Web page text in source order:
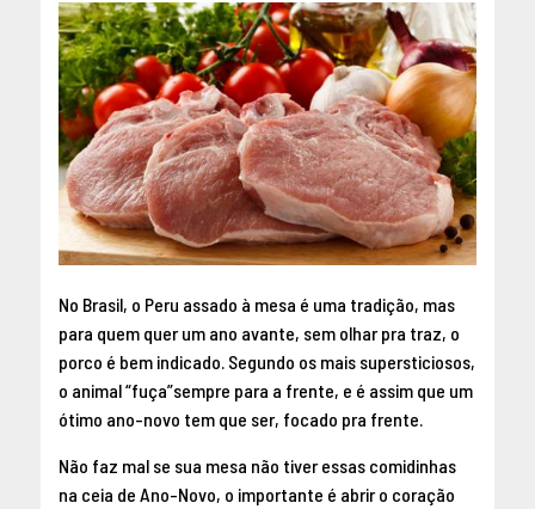
No Brasil, o Peru assado à mesa é uma tradição, mas
para quem quer um ano avante, sem olhar pra traz, o
porco é bem indicado. Segundo os mais supersticiosos,
o animal “fuça”sempre para a frente, e é assim que um
ótimo ano-novo tem que ser, focado pra frente.
Não faz mal se sua mesa não tiver essas comidinhas
na ceia de Ano-Novo, o importante é abrir o coração